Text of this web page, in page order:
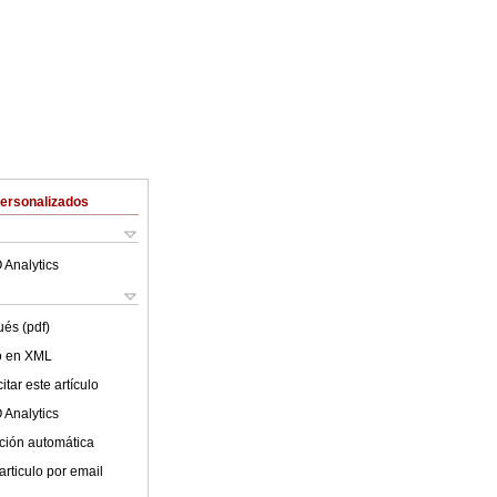
Analytics
(pdf)
en XML
este artículo
Analytics
automática
por email